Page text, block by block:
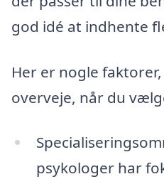
god idé at indhente
Her er nogle
overveje, når du
psykologer har